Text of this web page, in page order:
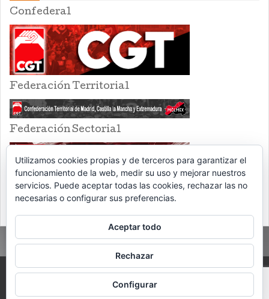
Confederal
Federación Territorial
Federación Sectorial
PROUDLY POWERED BY WORDPRESS THEME: EVENTBRITE SINGLE EVENT
Utilizamos cookies propias y de terceros para garantizar el
funcionamiento de la web, medir su uso y mejorar nuestros
servicios. Puede aceptar todas las cookies, rechazar las no
necesarias o configurar sus preferencias.
Aceptar todo
Rechazar
Configurar